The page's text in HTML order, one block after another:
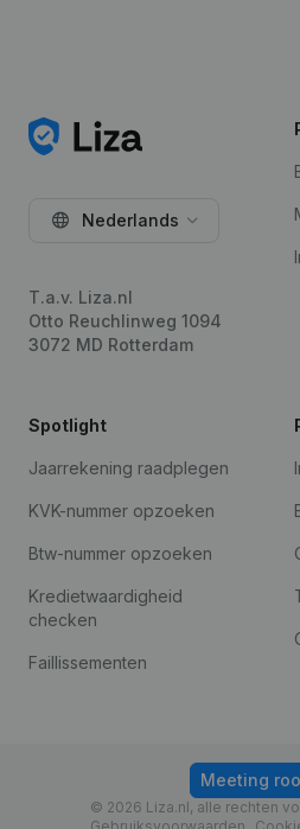
Nederlands
T.a.v. Liza.nl
Otto Reuchlinweg 1094
3072 MD Rotterdam
Spotlight
Jaarrekening raadplegen
KVK-nummer opzoeken
Btw-nummer opzoeken
Kredietwaardigheid
checken
Faillissementen
© 2026 Liza.nl, alle rechten
Meeting